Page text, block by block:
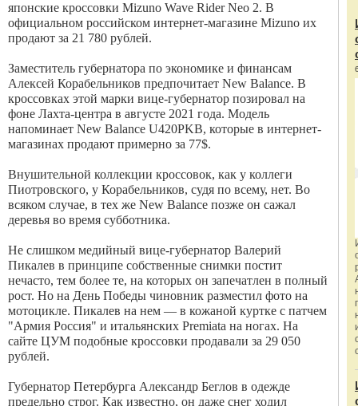
японские кроссовки Mizuno Wave Rider Neo 2. В
официальном российском интернет-магазине Mizuno их
продают за 21 780 рублей.
Заместитель губернатора по экономике и финансам
Алексей Корабельников предпочитает New Balance. В
кроссовках этой марки вице-губернатор позировал на
фоне Лахта-центра в августе 2021 года. Модель
напоминает New Balance U420PKB, которые в интернет-
магазинах продают примерно за 77$.
Внушительной коллекции кроссовок, как у коллеги
Пиотровского, у Корабельников, судя по всему, нет. Во
всяком случае, в тех же New Balance позже он сажал
деревья во время субботника.
Не слишком медийный вице-губернатор Валерий
Пикалев в принципе собственные снимки постит
нечасто, тем более те, на которых он запечатлен в полный
рост. Но на День Победы чиновник разместил фото на
мотоцикле. Пикалев на нем — в кожаной куртке с патчем
"Армия Россия" и итальянских Premiata на ногах. На
сайте ЦУМ подобные кроссовки продавали за 29 050
рублей.
Губернатор Петербурга Александр Беглов в одежде
предельно строг. Как известно, он даже снег ходил